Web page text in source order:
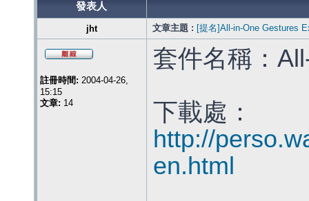
發表人
jht 文章主題 : [提名]All-in-One Gestures
註冊時間: 2004-04-26,
15:15
文章: 14
套件名稱：
下載處：
http://
en.html